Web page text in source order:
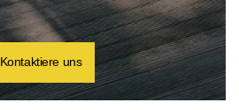
Kontaktiere uns